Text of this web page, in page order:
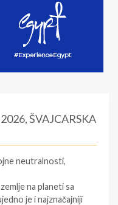
ŠVAJCARSKA
neutralnosti,
na planeti sa
je i najznačajniji